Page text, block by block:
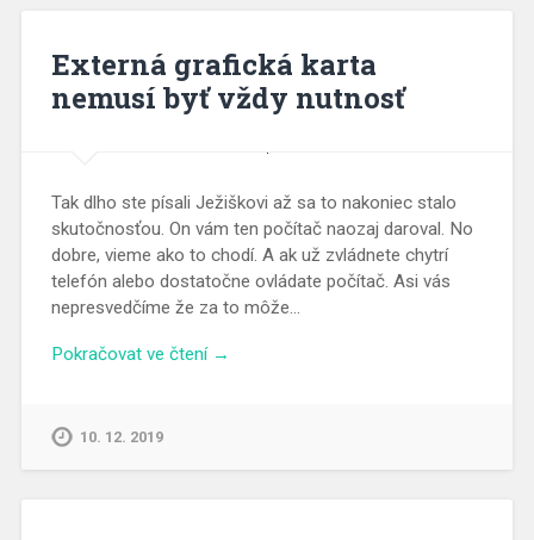
Externá grafická karta
nemusí byť vždy nutnosť
Tak dlho ste písali Ježiškovi až sa to nakoniec stalo
skutočnosťou. On vám ten počítač naozaj daroval. No
dobre, vieme ako to chodí. A ak už zvládnete chytrí
telefón alebo dostatočne ovládate počítač. Asi vás
nepresvedčíme že za to môže…
Pokračovat ve čtení →
10. 12. 2019